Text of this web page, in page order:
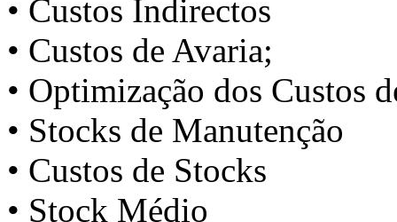
• Custos Indirectos
• Custos de Avaria;
• Optimização dos Custos
• Stocks de Manutenção
• Custos de Stocks
• Stock Médio